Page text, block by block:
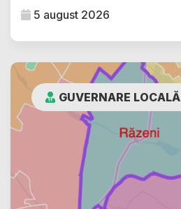
5 august 2026
GUVERNARE LOCALĂ